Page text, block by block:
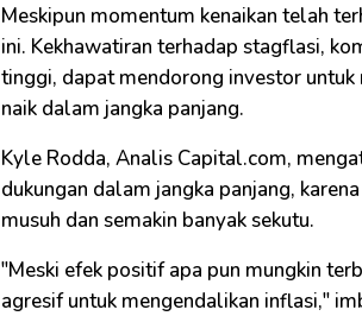
Meskipun momentum kenaikan telah
ini. Kekhawatiran terhadap stagflasi,
tinggi, dapat mendorong investor
naik dalam jangka panjang.
Kyle Rodda, Analis Capital.com,
dukungan dalam jangka panjang,
musuh dan semakin banyak sekutu.
"Meski efek positif apa pun mungkin
agresif untuk mengendalikan inflasi,"